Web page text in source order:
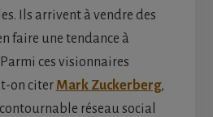
Ils arrivent à vendre des
faire une tendance à
ces visionnaires
on citer Mark Zuckerberg,
réseau social